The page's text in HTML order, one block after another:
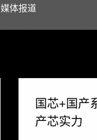
媒体报道
国芯+国产
产芯实力